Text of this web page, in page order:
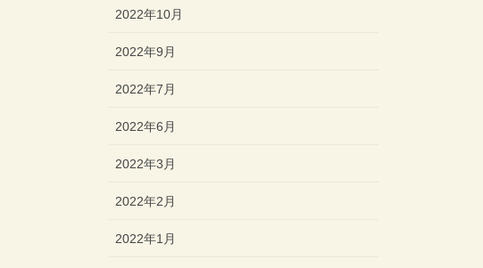
2022年10月
2022年9月
2022年7月
2022年6月
2022年3月
2022年2月
2022年1月